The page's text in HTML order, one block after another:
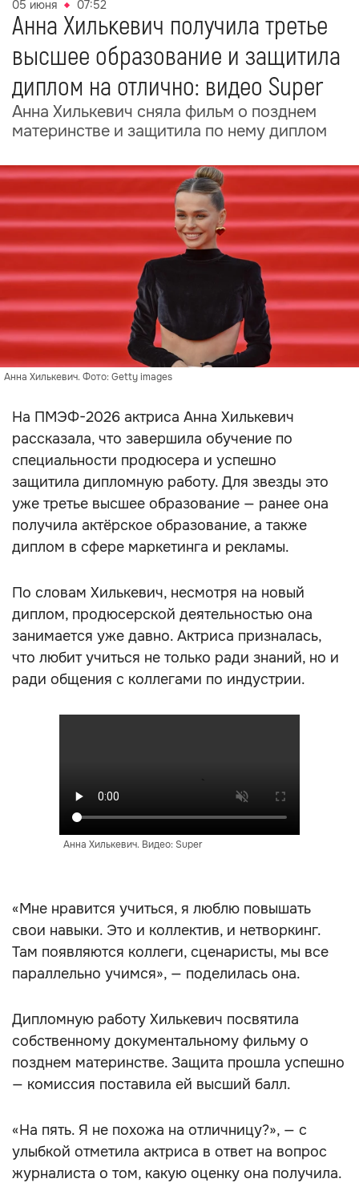
05 июня 07:52
Анна Хилькевич получила третье
высшее образование и защитила
диплом на отлично: видео Super
Анна Хилькевич сняла фильм о позднем
материнстве и защитила по нему диплом
Анна Хилькевич. Фото: Getty images
На ПМЭФ-2026 актриса Анна Хилькевич
рассказала, что завершила обучение по
специальности продюсера и успешно
защитила дипломную работу. Для звезды это
уже третье высшее образование — ранее она
получила актёрское образование, а также
диплом в сфере маркетинга и рекламы.
По словам Хилькевич, несмотря на новый
диплом, продюсерской деятельностью она
занимается уже давно. Актриса призналась,
что любит учиться не только ради знаний, но и
ради общения с коллегами по индустрии.
Анна Хилькевич. Видео: Super
«Мне нравится учиться, я люблю повышать
свои навыки. Это и коллектив, и нетворкинг.
Там появляются коллеги, сценаристы, мы все
параллельно учимся», — поделилась она.
Дипломную работу Хилькевич посвятила
собственному документальному фильму о
позднем материнстве. Защита прошла успешно
— комиссия поставила ей высший балл.
«На пять. Я не похожа на отличницу?», — с
улыбкой отметила актриса в ответ на вопрос
журналиста о том, какую оценку она получила.